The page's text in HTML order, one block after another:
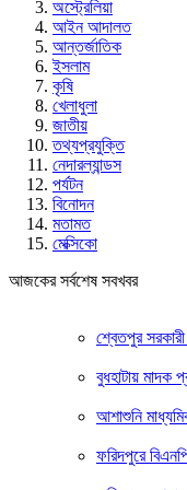
অস্ট্রেলিয়া
আইন আদালত
আন্তর্জাতিক
ইসলাম
কৃষি
খেলাধুলা
জাতীয়
তথ্যপ্রযুক্তি
নেদারল্যান্ডস
পর্যটন
বিনোদন
মতামত
মেক্সিকো
আজকের সর্বশেষ সবখবর
শ্বেতপুর
বুধহাটায় মাদক
আশাশুনি
ফরিদপুরে